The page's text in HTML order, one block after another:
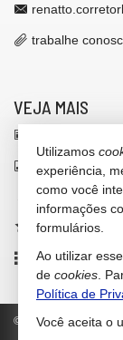
trabalhe
VEJA MAIS
indicadores
cadastre seu
imóveis favoritos
mapa de
© 2026 CRECI/SC
Utilizamos
experiência,
como você
informações
formulários.
Ao utilizar
de cookies .
Política de
Você aceita o